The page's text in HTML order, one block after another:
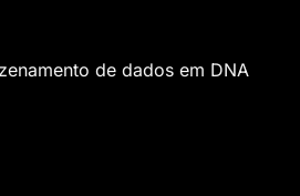
de dados em DNA